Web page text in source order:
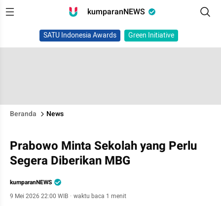
kumparanNEWS
SATU Indonesia Awards Green Initiative
Beranda News
Prabowo Minta Sekolah yang Perlu
Segera Diberikan MBG
kumparanNEWS
9 Mei 2026 22:00 WIB · waktu baca 1 menit